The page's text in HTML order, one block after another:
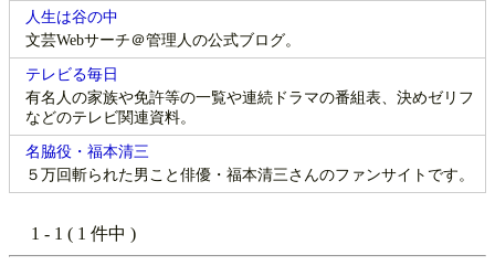
人生は谷の中
文芸Webサーチ＠管理人の公式ブログ。
テレビる毎日
有名人の家族や免許等の一覧や連続ドラマの番組表、決めゼリフ
などのテレビ関連資料。
名脇役・福本清三
５万回斬られた男こと俳優・福本清三さんのファンサイトです。
1 - 1 ( 1 件中 )